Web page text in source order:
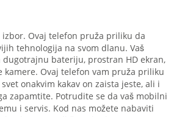
izbor. Ovaj telefon pruža priliku da
tehnologija na svom dlanu. Vaš
bateriju, prostran HD ekran,
kamere. Ovaj telefon vam pruža priliku
onakvim kakav on zaista jeste, ali i
zapamtite. Potrudite se da vaš mobilni
i servis. Kod nas možete nabaviti